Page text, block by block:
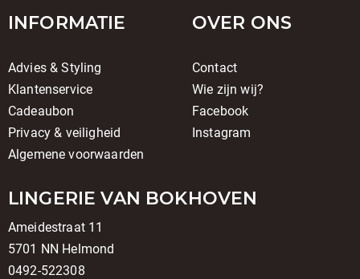
INFORMATIE
Advies & Styling
Klantenservice
Cadeaubon
Privacy & veiligheid
Algemene voorwaarden
OVER ONS
Contact
Wie zijn wij?
Facebook
Instagram
LINGERIE VAN BOKHOVEN
Ameidestraat 11
5701 NN Helmond
0492-522308